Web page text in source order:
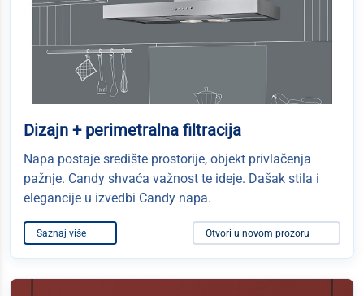
Dizajn + perimetralna filtracija
Napa postaje središte prostorije, objekt privlačenja
pažnje. Candy shvaća važnost te ideje. Dašak stila i
elegancije u izvedbi Candy napa.
Saznaj više Otvori u novom prozoru